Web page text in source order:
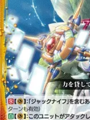
【DZ】その他ブースター
【DZ】デッキなど
【D】ブースター
【D】その他ブースター